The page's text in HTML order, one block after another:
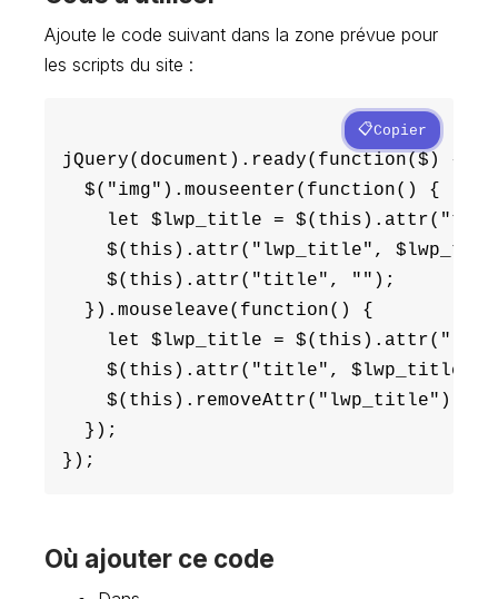
Ajoute le code suivant dans la zone prévue pour
les scripts du site :
jQuery(document).ready(function($) {
  $("img").mouseenter(function() {
let $lwp_title =
$(this).attr("lwp_title",
    $(this).attr("title", "");
  }).mouseleave(function() {
let $lwp_title =
    $(this).attr("title", $lwp_title);
    $(this).removeAttr("lwp_title");
  });
Copier
Où ajouter ce code